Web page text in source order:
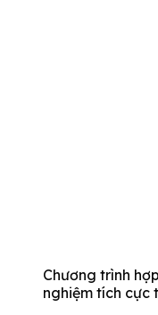
Chương trình
nghiệm tích cực